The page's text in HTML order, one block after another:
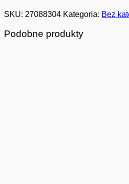
SKU: 27088304 Kategoria: Bez
Podobne produkty